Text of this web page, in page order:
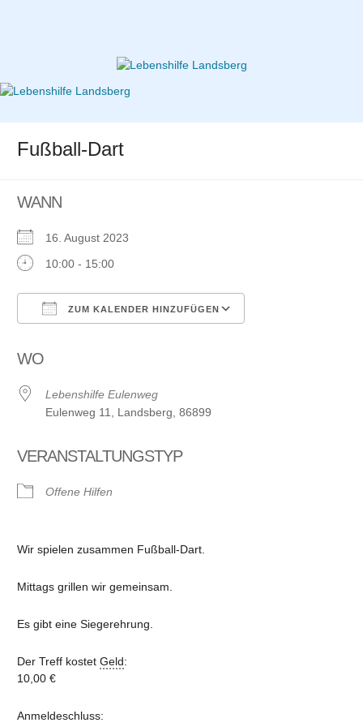
Lebenshilfe Landsberg
Fußball-Dart
WANN
16. August 2023
10:00 - 15:00
ZUM KALENDER HINZUFÜGEN
WO
Lebenshilfe Eulenweg
Eulenweg 11, Landsberg, 86899
VERANSTALTUNGSTYP
Offene Hilfen
Wir spielen zusammen Fußball-Dart.
Mittags grillen wir gemeinsam.
Es gibt eine Siegerehrung.
Der Treff kostet Geld:
10,00 €
Anmeldeschluss: